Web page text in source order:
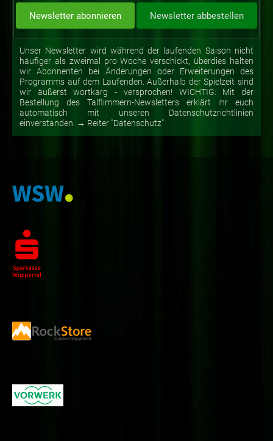
Unser Newsletter wird während der laufenden Saison nicht
häufiger als zweimal pro Woche verschickt, überdies halten
wir Abonnenten bei Änderungen oder Erweiterungen des
Programms auf dem Laufenden. Außerhalb der Spielzeit sind
wir äußerst wortkarg - versprochen! WICHTIG: Mit der
Bestellung des Talflimmern-Newsletters erklärt ihr euch
automatisch mit unseren Datenschutzrichtlinien
einverstanden. → Reiter "Datenschutz"